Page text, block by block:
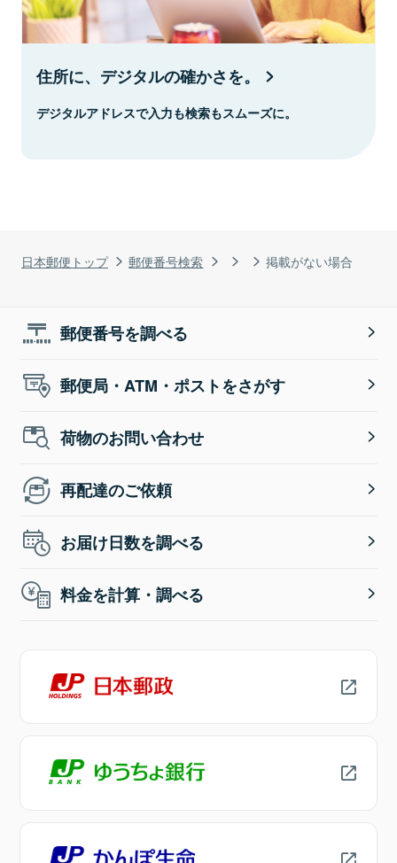
日本郵便トップ 郵便番号検索 掲載がない場合
住所に、デジタルの確かさを。
デジタルアドレスで入力も検索もスムーズに。
郵便番号を調べる
郵便局・ATM・ポストをさがす
荷物のお問い合わせ
再配達のご依頼
お届け日数を調べる
料金を計算・調べる